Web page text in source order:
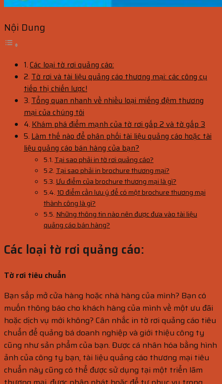
Nội Dung
Các loại tờ rơi quảng cáo:
Tờ rơi và tài liệu quảng cáo thương mại: các công cụ
tiếp thị chiến lược!
Tổng quan nhanh về nhiều loại miếng đệm thương
mại của chúng tôi
Khám phá điểm mạnh của tờ rơi gấp 2 và tờ gấp 3
Làm thế nào để phân phối tài liệu quảng cáo hoặc tài
liệu quảng cáo bán hàng của bạn?
Tại sao phải in tờ rơi quảng cáo?
Tại sao phải in brochure thương mại?
Ưu điểm của brochure thương mại là gì?
10 điểm cần lưu ý để có một brochure thương mại
thành công là gì?
Những thông tin nào nên được đưa vào tài liệu
quảng cáo bán hàng?
Các loại tờ rơi quảng cáo:
Tờ rơi tiêu chuẩn
Bạn sắp mở cửa hàng hoặc nhà hàng của mình? Bạn có
muốn thông báo cho khách hàng của mình về một ưu đãi
hoặc dịch vụ mới không? Cân nhắc in tờ rơi quảng cáo tiêu
chuẩn để quảng bá doanh nghiệp và giới thiệu công ty
cũng như sản phẩm của bạn. Được cá nhân hóa bằng hình
ảnh của công ty bạn, tài liệu quảng cáo thương mại tiêu
chuẩn này cũng có thể được sử dụng tại một triển lãm